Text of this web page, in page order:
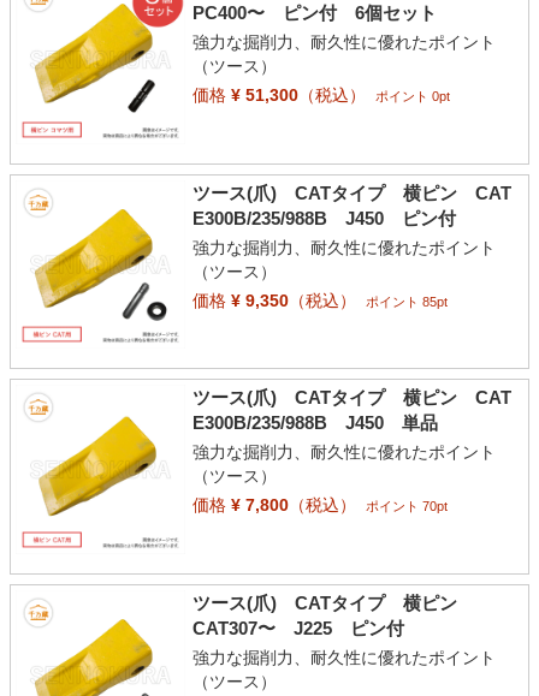
PC400〜 ピン付 6個セット
強力な掘削力、耐久性に優れたポイント
（ツース）
価格¥ 51,300（税込） ポイント 0pt
ツース(爪) CATタイプ 横ピン CAT
E300B/235/988B J450 ピン付
強力な掘削力、耐久性に優れたポイント
（ツース）
価格¥ 9,350（税込） ポイント 85pt
ツース(爪) CATタイプ 横ピン CAT
E300B/235/988B J450 単品
強力な掘削力、耐久性に優れたポイント
（ツース）
価格¥ 7,800（税込） ポイント 70pt
ツース(爪) CATタイプ 横ピン
CAT307〜 J225 ピン付
強力な掘削力、耐久性に優れたポイント
（ツース）